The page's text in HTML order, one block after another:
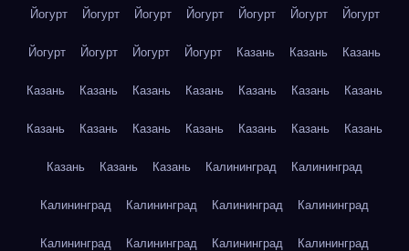
Йогурт Йогурт Йогурт Йогурт Йогурт Йогурт Йогурт
Йогурт Йогурт Йогурт Йогурт Казань Казань Казань
Казань Казань Казань Казань Казань Казань Казань
Казань Казань Казань Казань Казань Казань Казань
Казань Казань Казань Калининград Калининград
Калининград Калининград Калининград Калининград
Калининград Калининград Калининград Калининград